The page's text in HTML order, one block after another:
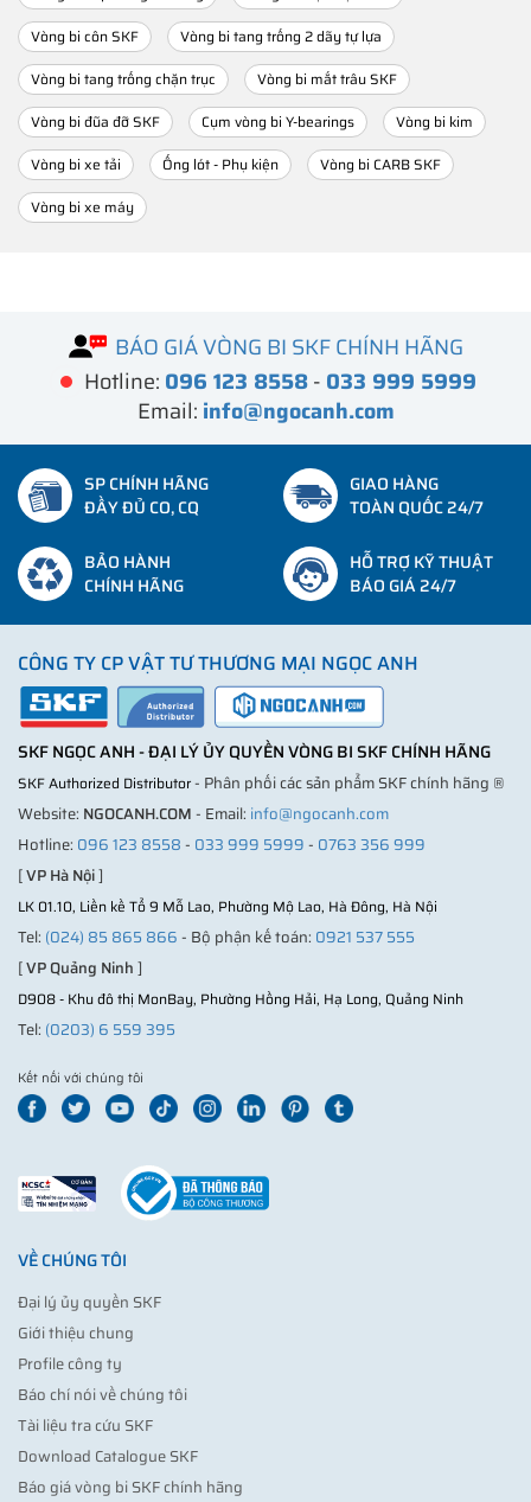
Vòng bi côn SKF
Vòng bi tang trống 2 dãy tự lựa
Vòng bi tang trống chặn trục
Vòng bi mắt trâu SKF
Vòng bi đũa đỡ SKF
Cụm vòng bi Y-bearings
Vòng bi kim
Vòng bi xe tải
Ống lót - Phụ kiện
Vòng bi CARB SKF
Vòng bi xe máy
BÁO GIÁ VÒNG BI SKF CHÍNH HÃNG
Hotline: 096 123 8558- 033 999 5999
Email: info@ngocanh.com
SP CHÍNH HÃNG
ĐẦY ĐỦ CO, CQ
GIAO HÀNG
TOÀN QUỐC 24/7
BẢO HÀNH
CHÍNH HÃNG
HỖ TRỢ KỸ THUẬT
BÁO GIÁ 24/7
CÔNG TY CP VẬT TƯ THƯƠNG MẠI NGỌC ANH
SKF NGỌC ANH - ĐẠI LÝ ỦY QUYỀN VÒNG BI SKF CHÍNH HÃNG
SKF Authorized Distributor- Phân phối các sản phẩm SKF chính hãng ®
Website: NGOCANH.COM- Email: info@ngocanh.com
Hotline: 096 123 8558- 033 999 5999- 0763 356 999
[VP Hà Nội]
LK 01.10, Liền kề Tổ 9 Mỗ Lao, Phường Mộ Lao, Hà Đông, Hà Nội
Tel: (024) 85 865 866- Bộ phận kế toán: 0921 537 555
[VP Quảng Ninh]
D908 - Khu đô thị MonBay, Phường Hồng Hải, Hạ Long, Quảng Ninh
Tel: (0203) 6 559 395
Kết nối với chúng tôi
VỀ CHÚNG TÔI
Đại lý ủy quyền SKF
Giới thiệu chung
Profile công ty
Báo chí nói về chúng tôi
Tài liệu tra cứu SKF
Download Catalogue SKF
Báo giá vòng bi SKF chính hãng